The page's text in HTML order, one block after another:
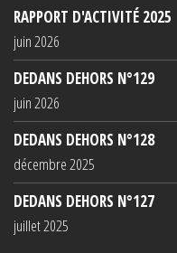
RAPPORT D'ACTIVITÉ 2025
juin 2026
DEDANS DEHORS N°129
juin 2026
DEDANS DEHORS N°128
décembre 2025
DEDANS DEHORS N°127
juillet 2025